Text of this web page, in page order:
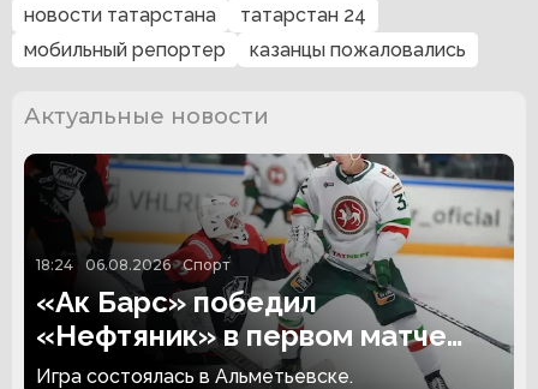
новости татарстана
татарстан 24
мобильный репортер
казанцы пожаловались
Актуальные новости
18:24 06.08.2026 Спорт
«Ак Барс» победил
«Нефтяник» в первом матче
сезона
Игра состоялась в Альметьевске.